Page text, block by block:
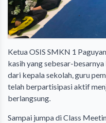
​Ketua OSIS SMKN 1
kasih yang sebesar-
dari kepala sekolah, guru
telah berpartisipasi aktif
berlangsung.
​Sampai jumpa di Class